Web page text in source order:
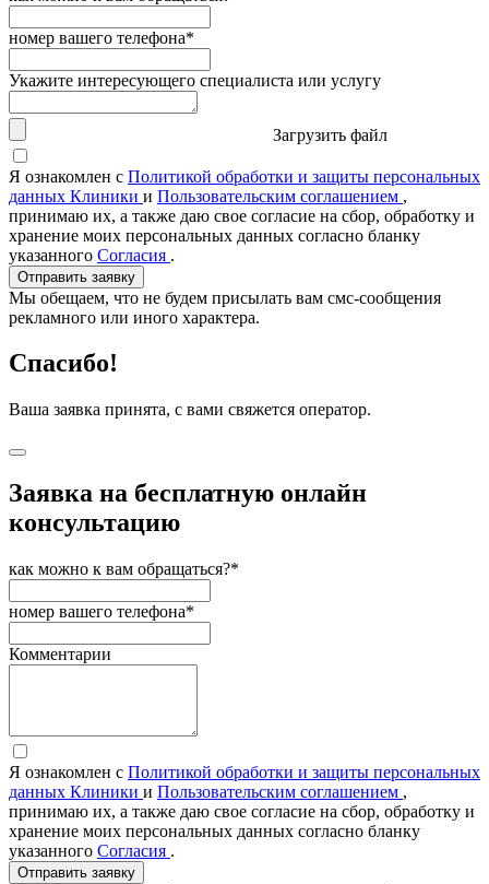
номер вашего телефона*
Укажите интересующего специалиста или услугу
Загрузить файл
Я ознакомлен с Политикой обработки и защиты персональных
данных Клиники и Пользовательским соглашением ,
принимаю их, а также даю свое согласие на сбор, обработку и
хранение моих персональных данных согласно бланку
указанного Согласия .
Отправить заявку
Мы обещаем, что не будем присылать вам смс-сообщения
рекламного или иного характера.
Спасибо!
Ваша заявка принята, с вами свяжется оператор.
Заявка на бесплатную онлайн
консультацию
как можно к вам обращаться?*
номер вашего телефона*
Комментарии
Я ознакомлен с Политикой обработки и защиты персональных
данных Клиники и Пользовательским соглашением ,
принимаю их, а также даю свое согласие на сбор, обработку и
хранение моих персональных данных согласно бланку
указанного Согласия .
Отправить заявку